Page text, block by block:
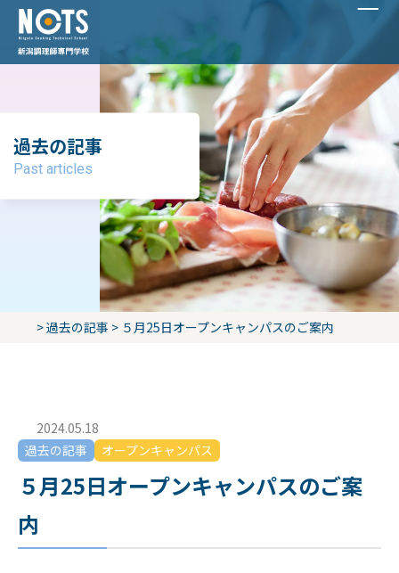
過去の記事
Past articles
>過去の記事 > ５月25日オープンキャンパスのご案内
2024.05.18
過去の記事
オープンキャンパス
５月25日オープンキャンパスのご案
内